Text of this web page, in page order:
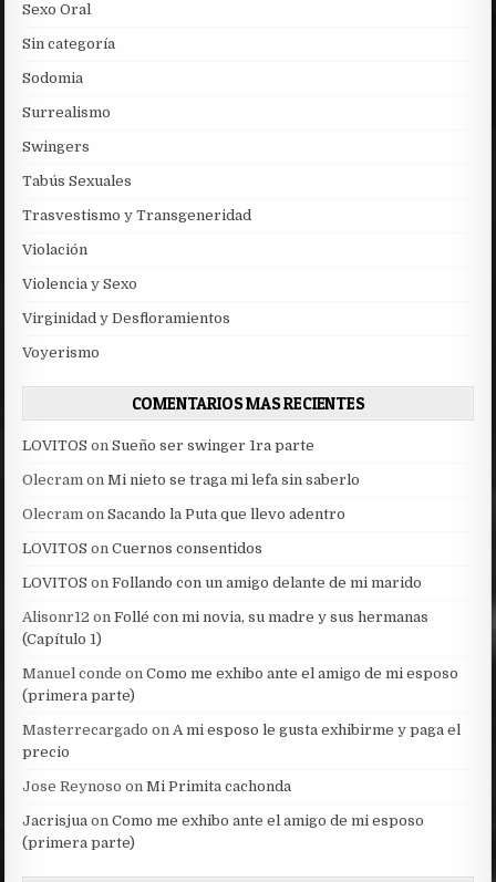
Sexo Oral
Sin categoría
Sodomia
Surrealismo
Swingers
Tabús Sexuales
Trasvestismo y Transgeneridad
Violación
Violencia y Sexo
Virginidad y Desfloramientos
Voyerismo
COMENTARIOS MAS RECIENTES
LOVITOS onSueño ser swinger 1ra parte
Olecram onMi nieto se traga mi lefa sin saberlo
Olecram onSacando la Puta que llevo adentro
LOVITOS onCuernos consentidos
LOVITOS onFollando con un amigo delante de mi marido
Alisonr12 onFollé con mi novia, su madre y sus hermanas
(Capítulo 1)
Manuel conde onComo me exhibo ante el amigo de mi esposo
(primera parte)
Masterrecargado onA mi esposo le gusta exhibirme y paga el
precio
Jose Reynoso onMi Primita cachonda
Jacrisjua onComo me exhibo ante el amigo de mi esposo
(primera parte)